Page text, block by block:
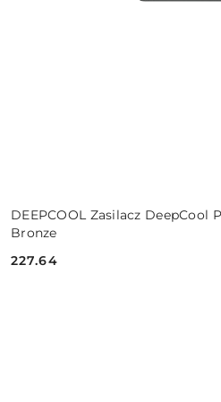
DEEPCOOL Zasilacz DeepCool
Bronze
Cena:
227.64